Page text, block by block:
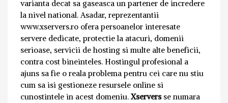
varianta decat sa gaseasca un partener de incredere
la nivel national. Asadar, reprezentantii
www.xservers.ro ofera persoanelor interesate
servere dedicate, protectie la atacuri, domenii
serioase, servicii de hosting si multe alte beneficii,
contra cost bineinteles. Hostingul profesional a
ajuns sa fie o reala problema pentru cei care nu stiu
cum sa isi gestioneze resursele online si
cunostintele in acest domeniu. Xserversse numara